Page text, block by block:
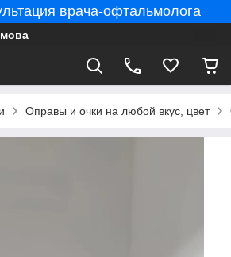
врача-офтальмолога
Оправы и очки на любой вкус, цвет